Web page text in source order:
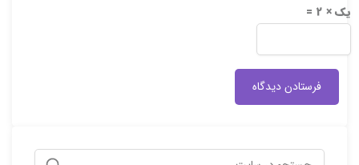
یک × 2 =